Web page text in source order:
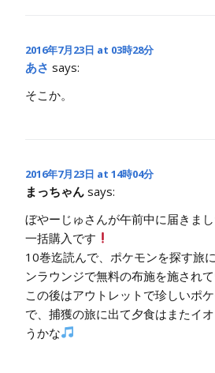
2016年7月23日 at 03時28分
あさ says:
そこか。
2016年7月23日 at 14時04分
まっちゃん says:
ぼやーじゅさんが午前中に届きま
一括購入です
10巻迄読んで、ポケモンを探す旅
ンラウンジで無料の布施を施されて
この後はアウトレットで珍しいポ
で、捕獲の旅に出て夕食はまたイ
うかな